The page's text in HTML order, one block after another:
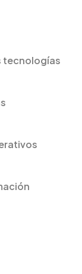
tecnologías